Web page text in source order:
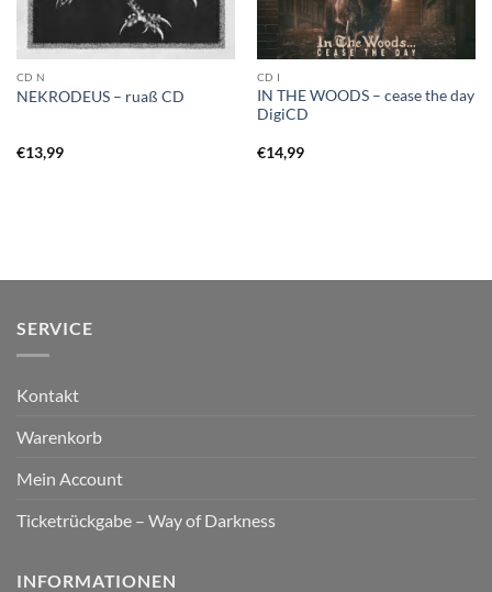
CD N
NEKRODEUS – ruaß CD
€13,99
CD I
IN THE WOODS – cease the day
DigiCD
€14,99
SERVICE
Kontakt
Warenkorb
Mein Account
Ticketrückgabe – Way of Darkness
INFORMATIONEN